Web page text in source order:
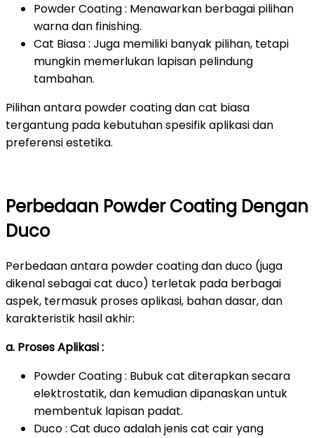
Powder Coating : Menawarkan berbagai pilihan
warna dan finishing.
Cat Biasa : Juga memiliki banyak pilihan, tetapi
mungkin memerlukan lapisan pelindung
tambahan.
Pilihan antara powder coating dan cat biasa
tergantung pada kebutuhan spesifik aplikasi dan
preferensi estetika.
Perbedaan Powder Coating Dengan
Duco
Perbedaan antara powder coating dan duco (juga
dikenal sebagai cat duco) terletak pada berbagai
aspek, termasuk proses aplikasi, bahan dasar, dan
karakteristik hasil akhir:
a. Proses Aplikasi :
Powder Coating : Bubuk cat diterapkan secara
elektrostatik, dan kemudian dipanaskan untuk
membentuk lapisan padat.
Duco : Cat duco adalah jenis cat cair yang